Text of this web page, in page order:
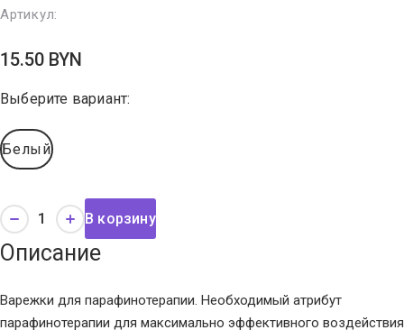
Артикул:
15.50 BYN
Выберите вариант:
Белый
В корзину
Описание
Варежки для парафинотерапии. Необходимый атрибут
парафинотерапии для максимально эффективного воздействия